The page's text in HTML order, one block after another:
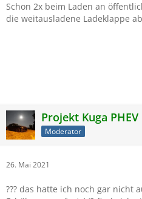
Schon 2x beim Laden an
die weitausladene Ladeklappe
Projekt Kuga PHEV
Moderator
26. Mai 2021
??? das hatte ich noch gar nicht